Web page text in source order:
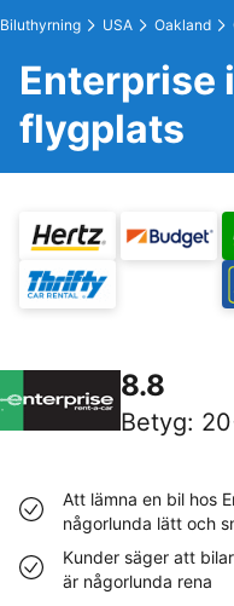
Biluthyrning USA Oakland
Enterprise
flygplats
8.8
Betyg:
Att lämna en bil hos
någorlunda lätt och
Kunder säger att
är någorlunda rena